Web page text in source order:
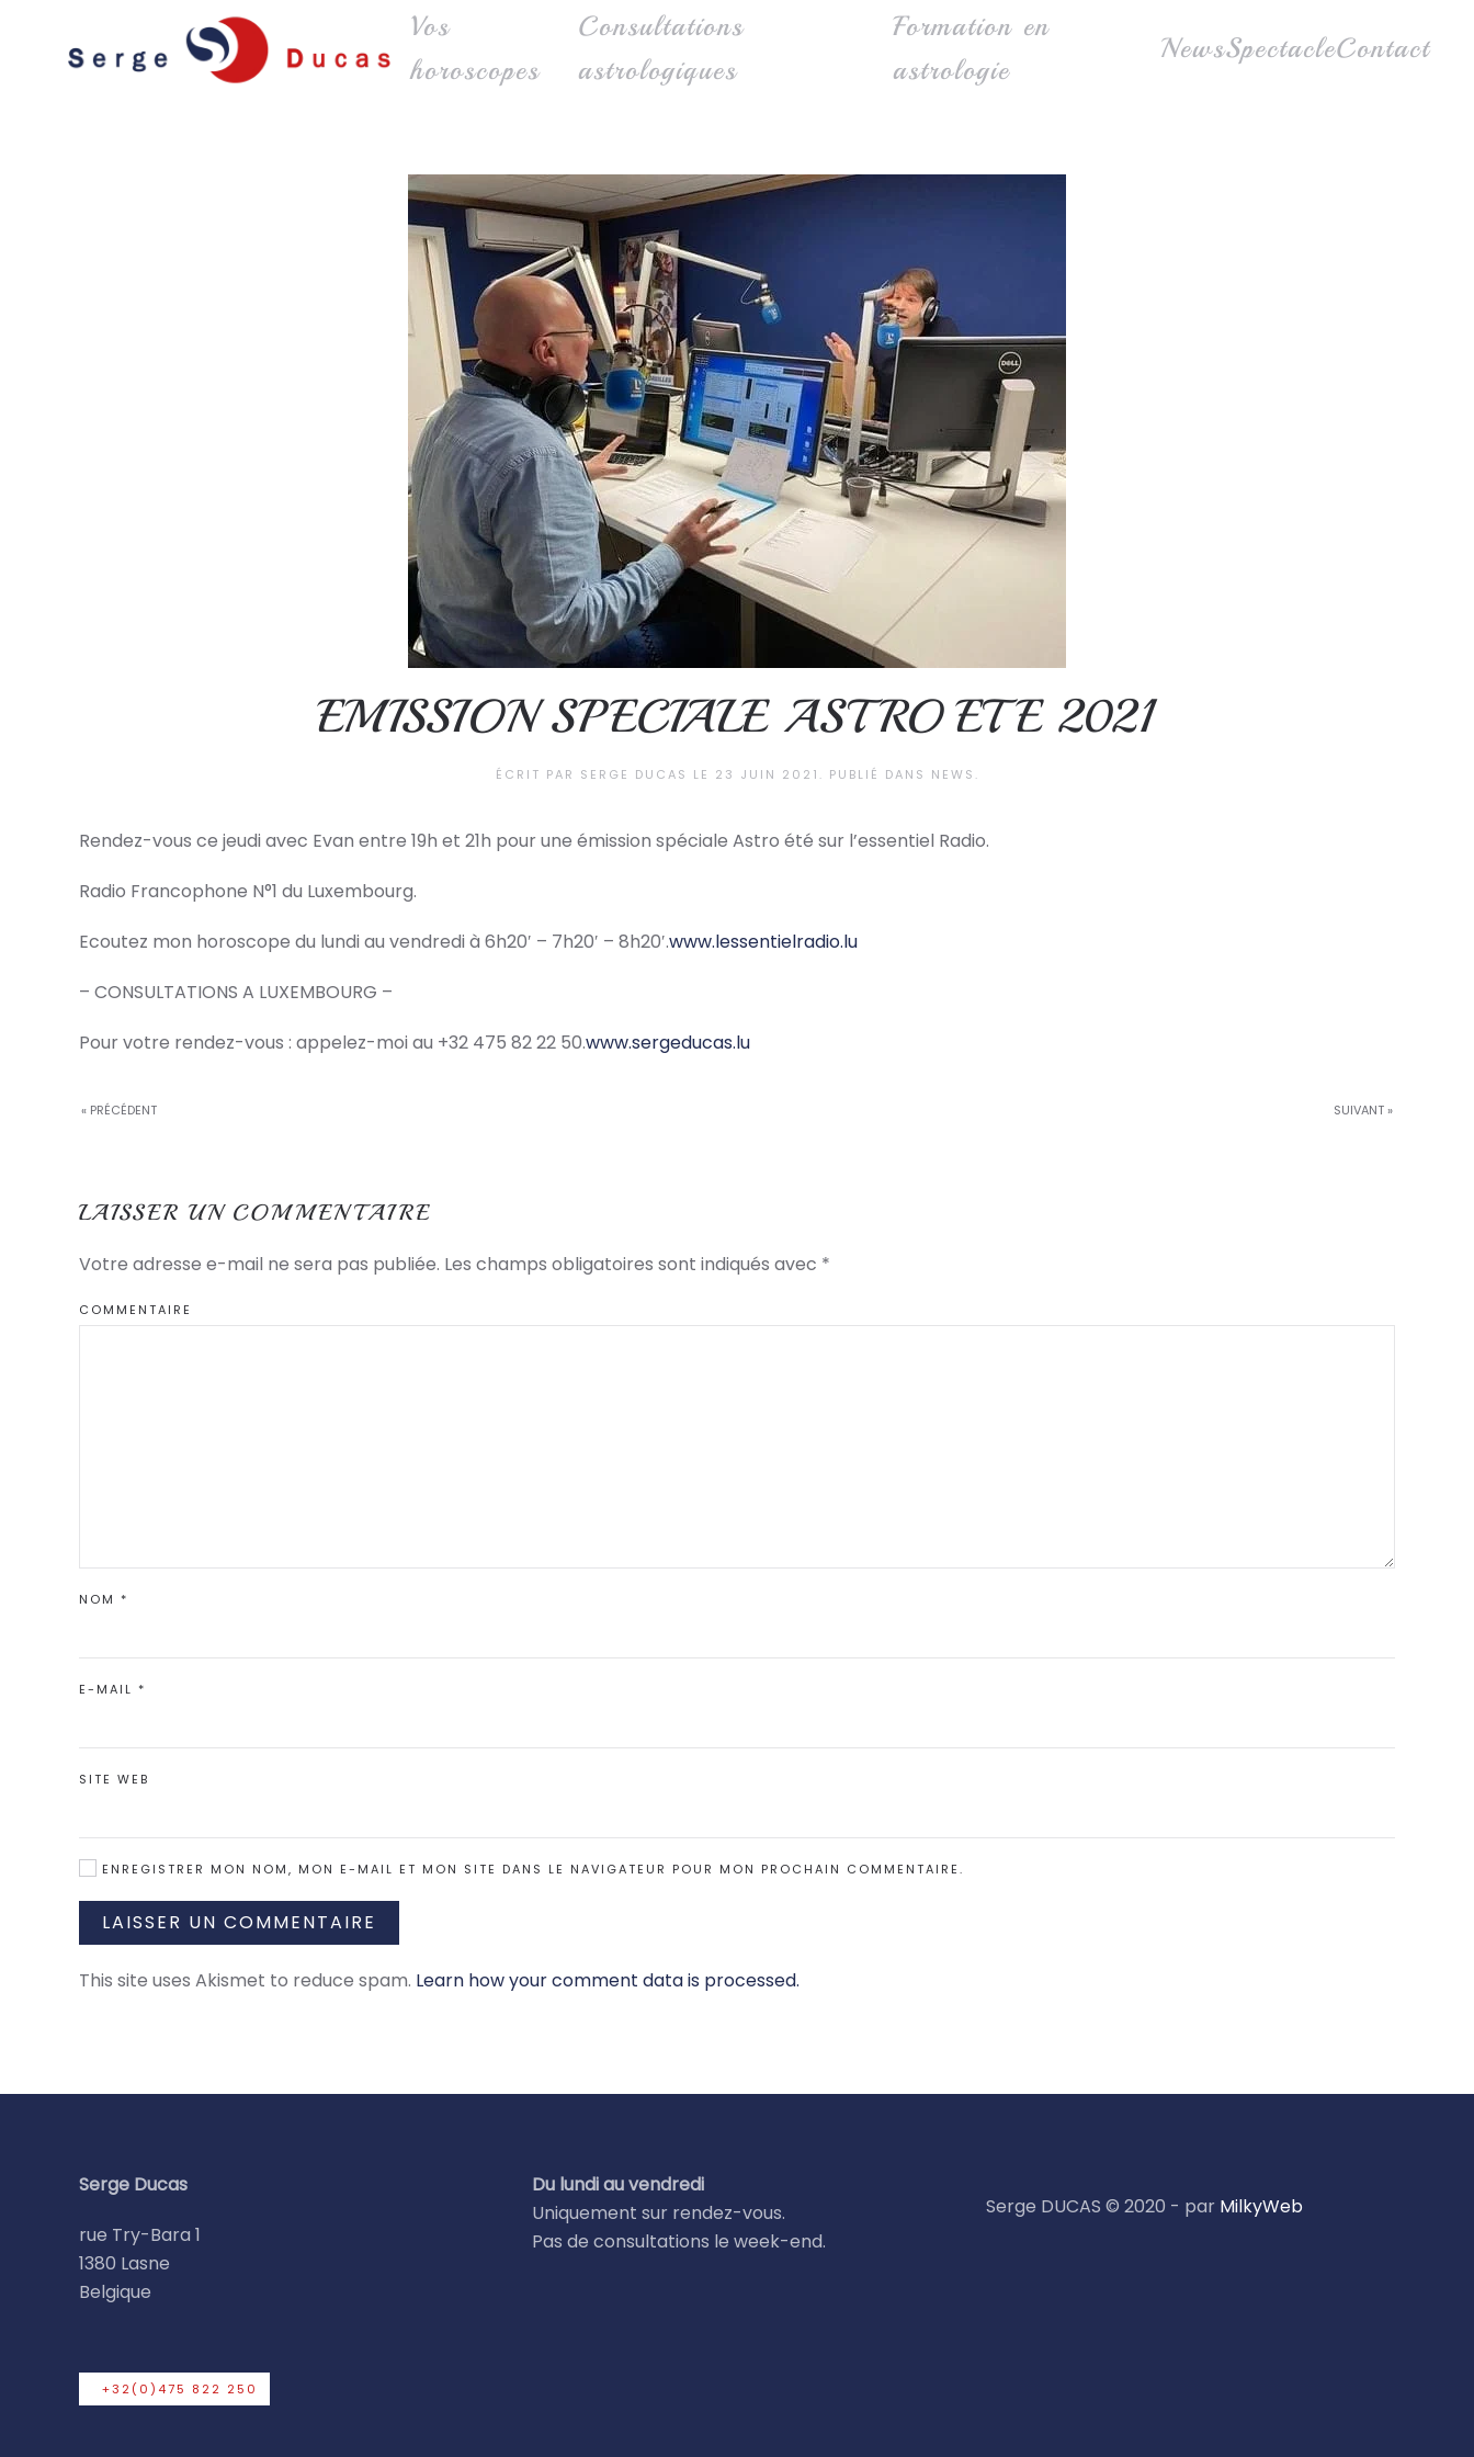
Skip to main content
Vos
horoscopes
Consultations
astrologiques
Formation en
astrologie
NewsSpectacleContact
EMISSION SPECIALE ASTRO ETE 2021
ÉCRIT PAR SERGE DUCAS LE 23 JUIN 2021 . PUBLIÉ DANS NEWS .
Rendez-vous ce jeudi avec Evan entre 19h et 21h pour une émission spéciale Astro été sur l’essentiel Radio.
Radio Francophone N°1 du Luxembourg.
Ecoutez mon horoscope du lundi au vendredi à 6h20′ – 7h20′ – 8h20′.www.lessentielradio.lu
– CONSULTATIONS A LUXEMBOURG –
Pour votre rendez-vous : appelez-moi au +32 475 82 22 50.www.sergeducas.lu
« PRÉCÉDENT SUIVANT »
LAISSER UN COMMENTAIRE
Votre adresse e-mail ne sera pas publiée. Les champs obligatoires sont indiqués avec *
COMMENTAIRE
NOM *
E-MAIL *
SITE WEB
ENREGISTRER MON NOM, MON E-MAIL ET MON SITE DANS LE NAVIGATEUR POUR MON PROCHAIN COMMENTAIRE.
LAISSER UN COMMENTAIRE
This site uses Akismet to reduce spam. Learn how your comment data is processed.
Serge Ducas
rue Try-Bara 1
1380 Lasne
Belgique
+32(0)475 822 250
Du lundi au vendredi
Uniquement sur rendez-vous.
Pas de consultations le week-end.
Serge DUCAS © 2020 - par MilkyWeb